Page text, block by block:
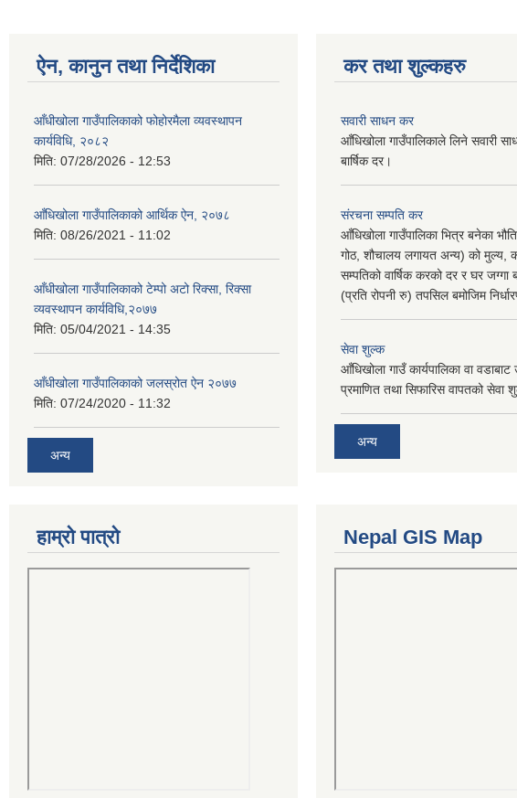
ऐन, कानुन तथा निर्देशिका
आँधीखोला गाउँपालिकाको फोहोरमैला व्यवस्थापन
कार्यविधि, २०८२
मिति: 07/28/2026 - 12:53
आँधिखोला गाउँपालिकाको आर्थिक ऐन, २०७८
मिति: 08/26/2021 - 11:02
आँधीखोला गाउँपालिकाको टेम्पो अटो रिक्सा, रिक्सा
व्यवस्थापन कार्यविधि,२०७७
मिति: 05/04/2021 - 14:35
आँधीखोला गाउँपालिकाको जलस्रोत ऐन २०७७
मिति: 07/24/2020 - 11:32
अन्य
कर तथा शुल्कहरु
सवारी साधन कर
आँधिखोला गाउँपालिकाले लिने सवारी
बार्षिक दर।
संरचना सम्पति कर
आँधिखोला गाउँपालिका भित्र बनेका
गोठ, शौचालय लगायत अन्य) को मुल्य,
सम्पतिको वार्षिक करको दर र घर
(प्रति रोपनी रु) तपसिल बमोजिम
सेवा शुल्क
आँधिखोला गाउँ कार्यपालिका वा
प्रमाणित तथा सिफारिस वापतको सेवा
अन्य
हाम्रो पात्रो Nepal GIS Map